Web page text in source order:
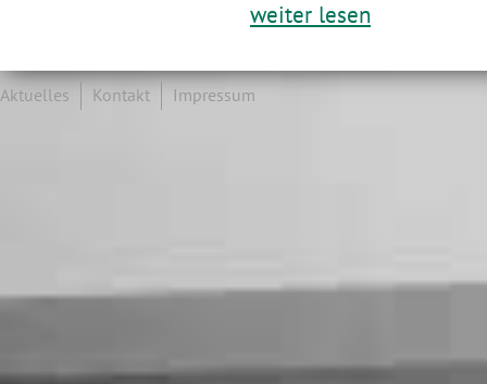
weiter lesen
Aktuelles Kontakt Impressum